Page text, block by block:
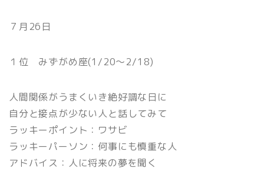
７月26日
１位 みずがめ座(1/20〜2/18)
人間関係がうまくいき絶好調な日に
自分と接点が少ない人と話してみて
ラッキーポイント：ワサビ
ラッキーパーソン：何事にも慎重な人
アドバイス：人に将来の夢を聞く